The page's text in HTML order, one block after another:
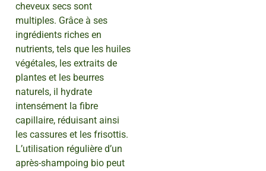
cheveux secs sont
multiples. Grâce à ses
ingrédients riches en
nutrients, tels que les huiles
végétales, les extraits de
plantes et les beurres
naturels, il hydrate
intensément la fibre
capillaire, réduisant ainsi
les cassures et les frisottis.
L’utilisation régulière d’un
après-shampoing bio peut